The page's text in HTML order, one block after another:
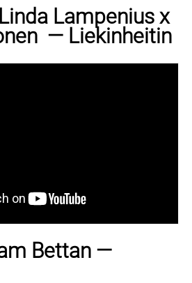
Lampenius x
— Liekinheitin
Bettan —